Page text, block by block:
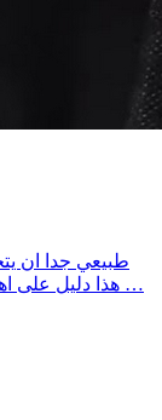
طبيعي جدا ان
… هذا دليل على